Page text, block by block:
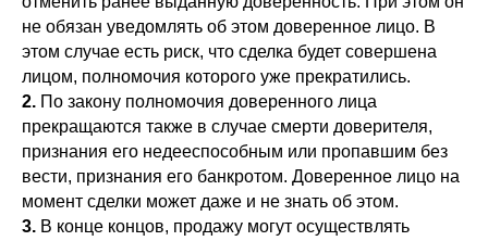
не обязан уведомлять об этом доверенное лицо. В
этом случае есть риск, что сделка будет совершена
лицом, полномочия которого уже прекратились.
2. По закону полномочия доверенного лица
прекращаются также в случае смерти доверителя,
признания его недееспособным или пропавшим без
вести, признания его банкротом. Доверенное лицо на
момент сделки может даже и не знать об этом.
3. В конце концов, продажу могут осуществлять